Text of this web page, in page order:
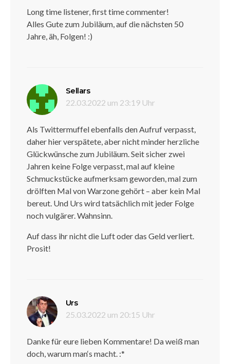
Long time listener, first time commenter!
Alles Gute zum Jubiläum, auf die nächsten 50
Jahre, äh, Folgen! :)
Sellarssagt:
22.03.2022 um 23:19 Uhr
Als Twittermuffel ebenfalls den Aufruf verpasst,
daher hier verspätete, aber nicht minder herzliche
Glückwünsche zum Jubiläum. Seit sicher zwei
Jahren keine Folge verpasst, mal auf kleine
Schmuckstücke aufmerksam geworden, mal zum
drölften Mal von Warzone gehört – aber kein Mal
bereut. Und Urs wird tatsächlich mit jeder Folge
noch vulgärer. Wahnsinn.
Auf dass ihr nicht die Luft oder das Geld verliert.
Prosit!
Urssagt:
25.03.2022 um 20:15 Uhr
Danke für eure lieben Kommentare! Da weiß man
doch, warum man‘s macht. :*